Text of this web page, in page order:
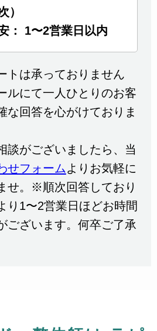
）
： 1〜2営業日以内
トは承っておりません
ルにて一人ひとりのお客
な回答を心がけておりま
談がございましたら、当
せフォームよりお気軽に
せ。※順次回答しており
り1〜2営業日ほどお時間
ございます。何卒ご了承